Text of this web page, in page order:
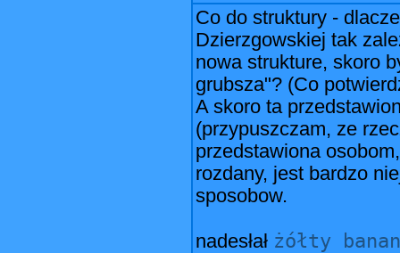
Co do struktury -
Dzierzgowskiej tak
nowa strukture, skoro
grubsza"? (Co
A skoro ta
(przypuszczam, ze
przedstawiona
rozdany, jest bardzo
sposobow.
nadesłał żółty banan